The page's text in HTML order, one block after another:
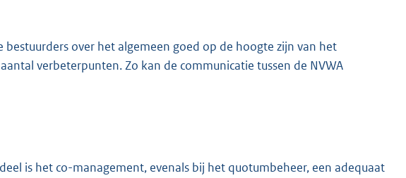
bestuurders over het algemeen goed op de hoogte zijn van het
verbeterpunten. Zo kan de communicatie tussen de NVWA
is het co-management, evenals bij het quotumbeheer, een adequaat